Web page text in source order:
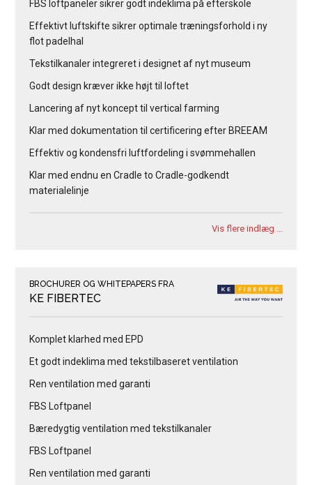
FBS loftpaneler sikrer godt indeklima på efterskole
Effektivt luftskifte sikrer optimale træningsforhold i ny
flot padelhal
Tekstilkanaler integreret i designet af nyt museum
Godt design kræver ikke højt til loftet
Lancering af nyt koncept til vertical farming
Klar med dokumentation til certificering efter BREEAM
Effektiv og kondensfri luftfordeling i svømmehallen
Klar med endnu en Cradle to Cradle-godkendt
materialelinje
Vis flere indlæg …
BROCHURER OG WHITEPAPERS FRA
KE FIBERTEC
Komplet klarhed med EPD
Et godt indeklima med tekstilbaseret ventilation
Ren ventilation med garanti
FBS Loftpanel
Bæredygtig ventilation med tekstilkanaler
FBS Loftpanel
Ren ventilation med garanti